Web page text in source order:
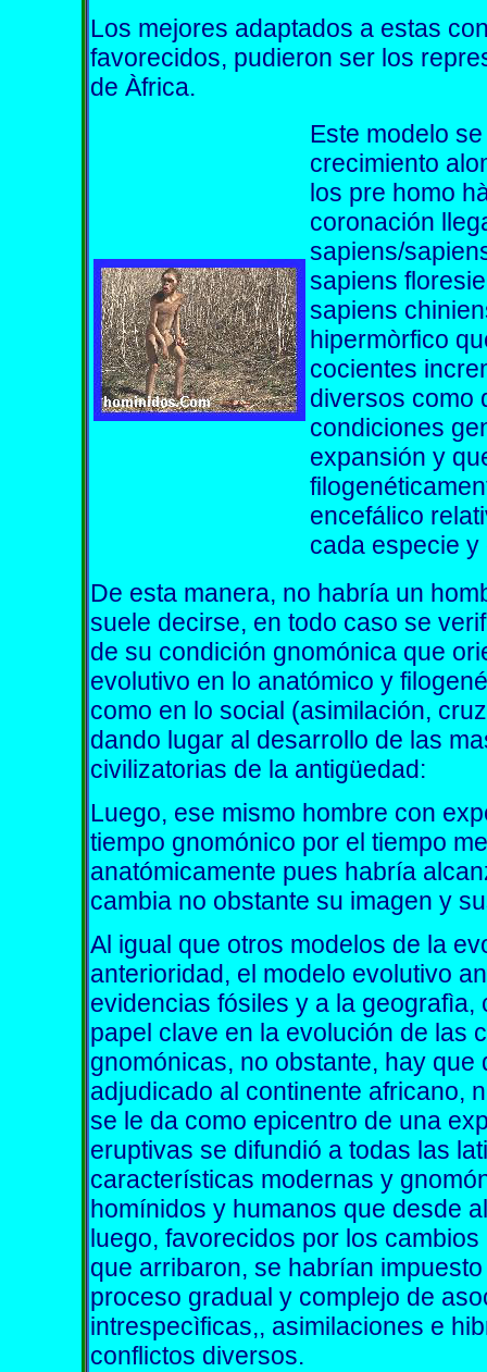
Los mejores adaptados a estas
favorecidos, pudieron ser los
de Àfrica.
Este modelo
crecimiento
los pre homo
coronación
sapiens/
sapiens
sapiens
hipermòrfico
cocientes
diversos como
condiciones
expansión y
encefálico
cada especie
De esta manera, no habría un
suele decirse, en todo caso se
de su condición gnomónica que
evolutivo en lo anatómico y
como en lo social (asimilación,
dando lugar al desarrollo de las
civilizatorias de la antigüedad:
Luego, ese mismo hombre con
tiempo gnomónico por el tiempo
anatómicamente pues habría
cambia no obstante su imagen y
Al igual que otros modelos de la
anterioridad, el modelo evolutivo
evidencias fósiles y a la
papel clave en la evolución de las
gnomónicas, no obstante, hay
adjudicado al continente africano,
se le da como epicentro de una
eruptivas se difundió a todas las
características modernas y
homínidos y humanos que desde
luego, favorecidos por los
que arribaron, se habrían
proceso gradual y complejo de
intrespecìficas,, asimilaciones e
conflictos diversos.